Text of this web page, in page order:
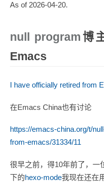
As of 2026-04-20.
null program 博
Emacs
I have officially retired from
在Emacs China也有讨论
https://emacs-china.org/t/
from-emacs/31334/11
很早之前，得10年前了，一
下的hexo-mode我现在还在